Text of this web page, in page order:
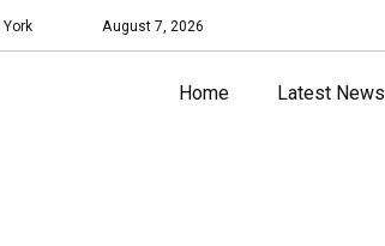
York August 7, 2026
Home Latest News